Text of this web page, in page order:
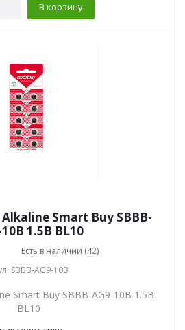
В корзину
Smart Buy SBBB-
1.5В BL10
Есть в наличии (42)
SBBB-AG9-10B
Smart Buy SBBB-AG9-10B 1.5В
BL10